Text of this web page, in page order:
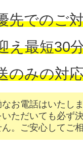
先でのご
え最短30
のみの対
お電話はいたしま
ただいても必ず
。ご安心してご